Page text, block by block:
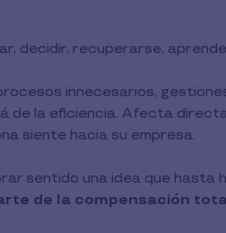
decidir, recuperarse,
innecesarios,
de la eficiencia. Afecta
siente hacia su empresa.
sentido una idea que hasta
de la compensación